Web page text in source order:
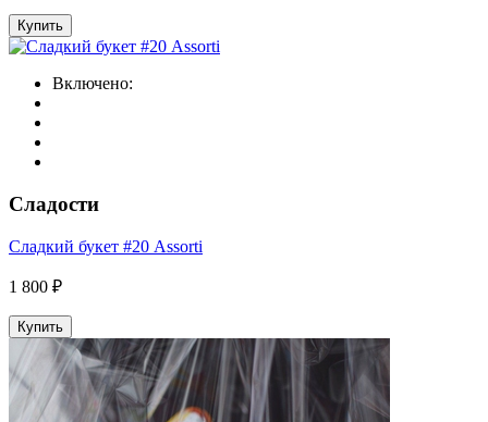
Купить
Включено:
Сладости
Сладкий букет #20 Assorti
1 800 ₽
Купить